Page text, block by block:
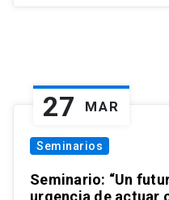
27 MAR
Seminarios
Seminario: “Un
urgencia de actuar